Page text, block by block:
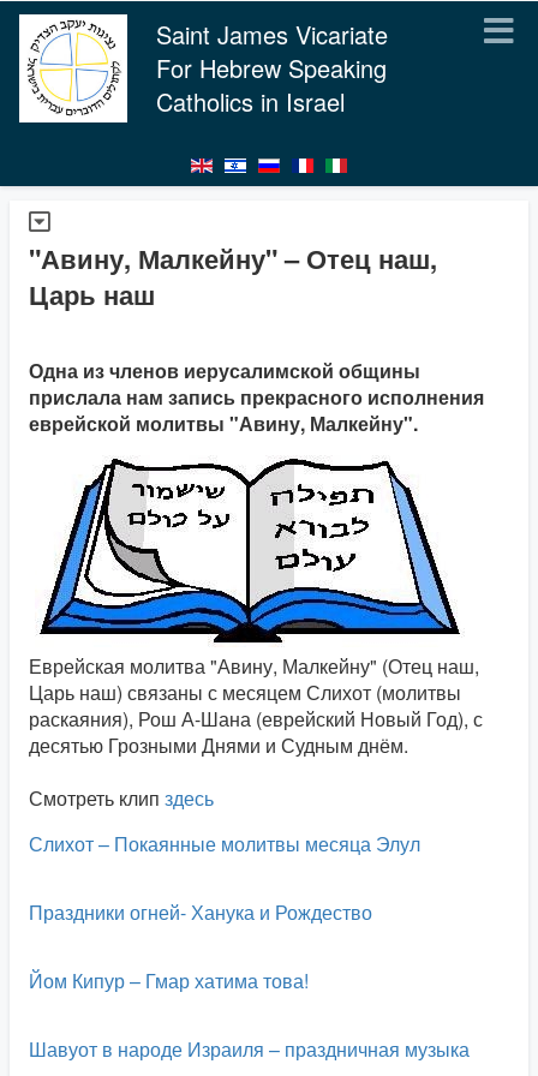
Saint James Vicariate
For Hebrew Speaking
Catholics in Israel
"Авину, Малкейну" – Отец наш,
Царь наш
Одна из членов иерусалимской общины
прислала нам запись прекрасного исполнения
еврейской молитвы "Авину, Малкейну".
Еврейская молитва "Авину, Малкейну" (Отец наш,
Царь наш) связаны с месяцем Слихот (молитвы
раскаяния), Рош А-Шана (еврейский Новый Год), с
десятью Грозными Днями и Судным днём.
Смотреть клип здесь
Слихот – Покаянные молитвы месяца Элул
Праздники огней- Ханука и Рождество
Йом Кипур – Гмар хатима това!
Шавуот в народе Израиля – праздничная музыка